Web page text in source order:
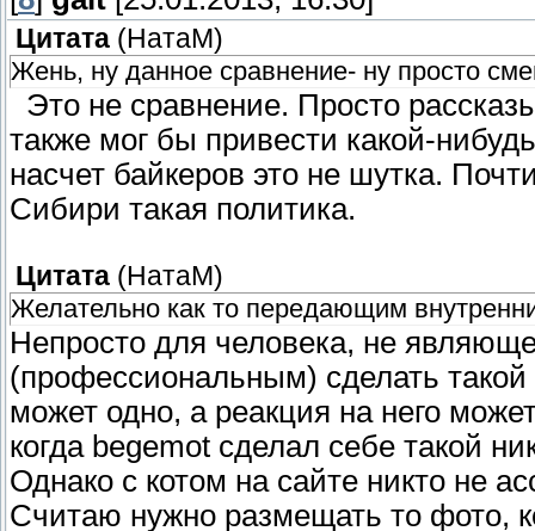
Цитата ( НатаМ)
Жень, ну данное сравнение- ну просто
Это не сравнение. Просто
также мог бы привести какой-
насчет байкеров это не шутка.
Сибири такая политика.
Цитата ( НатаМ)
Желательно как то передающим
Непросто для человека, не
(профессиональным) сделать
может одно, а реакция на него
когда begemot сделал себе такой
Однако с котом на сайте никто не
Считаю нужно размещать то фото,